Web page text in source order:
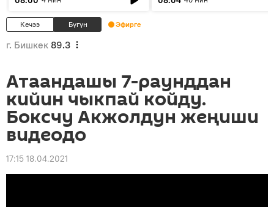
Кечээ Бүгүн Эфирге
г. Бишкек 89.3
Атаандашы 7-раунддан
кийин чыкпай койду.
Боксчу Акжолдун жеңиши
видеодо
17:15 18.04.2021